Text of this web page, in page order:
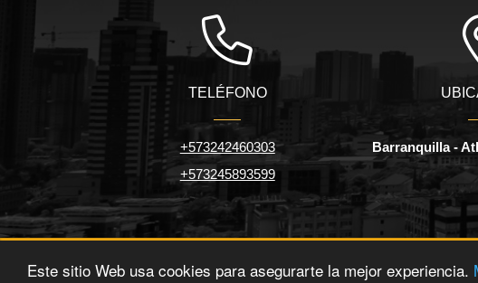
Este sitio Web usa cookies para asegurarte la mejor experiencia.
TELÉFONO
+573242460303
+573245893599
Barranquilla -
©2026 diamarbienesraices.com, todos los derechos reservados.